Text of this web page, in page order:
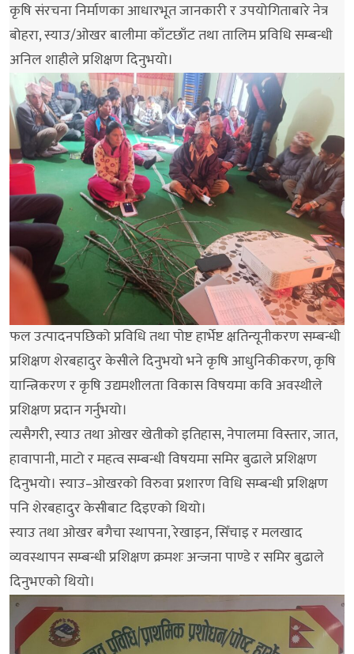
कृषि संरचना निर्माणका आधारभूत जानकारी र उपयोगिताबारे नेत्र
बोहरा, स्याउ/ओखर बालीमा काँटछाँट तथा तालिम प्रविधि सम्बन्धी
अनिल शाहीले प्रशिक्षण दिनुभयो।
फल उत्पादनपछिको प्रविधि तथा पोष्ट हार्भेष्ट क्षतिन्यूनीकरण सम्बन्धी
प्रशिक्षण शेरबहादुर केसीले दिनुभयो भने कृषि आधुनिकीकरण, कृषि
यान्त्रिकरण र कृषि उद्यमशीलता विकास विषयमा कवि अवस्थीले
प्रशिक्षण प्रदान गर्नुभयो।
त्यसैगरी, स्याउ तथा ओखर खेतीको इतिहास, नेपालमा विस्तार, जात,
हावापानी, माटो र महत्व सम्बन्धी विषयमा समिर बुढाले प्रशिक्षण
दिनुभयो। स्याउ–ओखरको विरुवा प्रशारण विधि सम्बन्धी प्रशिक्षण
पनि शेरबहादुर केसीबाट दिइएको थियो।
स्याउ तथा ओखर बगैचा स्थापना, रेखाइन, सिँचाइ र मलखाद
व्यवस्थापन सम्बन्धी प्रशिक्षण क्रमशः अन्जना पाण्डे र समिर बुढाले
दिनुभएको थियो।